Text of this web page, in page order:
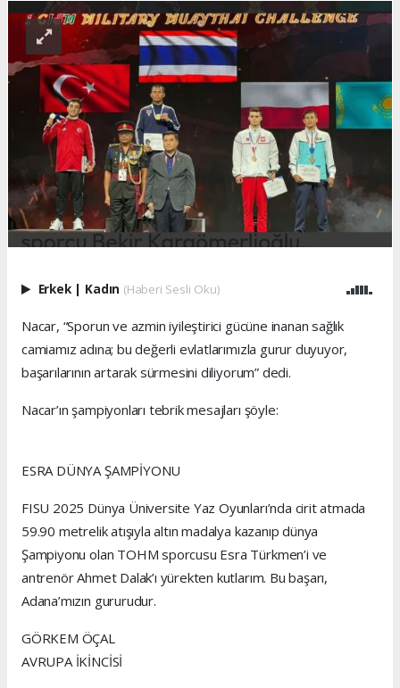
Erkek | Kadın (Haberi Sesli Oku)
Nacar, “Sporun ve azmin iyileştirici gücüne inanan sağlık
camiamız adına; bu değerli evlatlarımızla gurur duyuyor,
başarılarının artarak sürmesini diliyorum” dedi.
Nacar’ın şampiyonları tebrik mesajları şöyle:
ESRA DÜNYA ŞAMPİYONU
FISU 2025 Dünya Üniversite Yaz Oyunları’nda cirit atmada
59.90 metrelik atışıyla altın madalya kazanıp dünya
Şampiyonu olan TOHM sporcusu Esra Türkmen’i ve
antrenör Ahmet Dalak’ı yürekten kutlarım. Bu başarı,
Adana’mızın gururudur.
GÖRKEM ÖÇAL
AVRUPA İKİNCİSİ